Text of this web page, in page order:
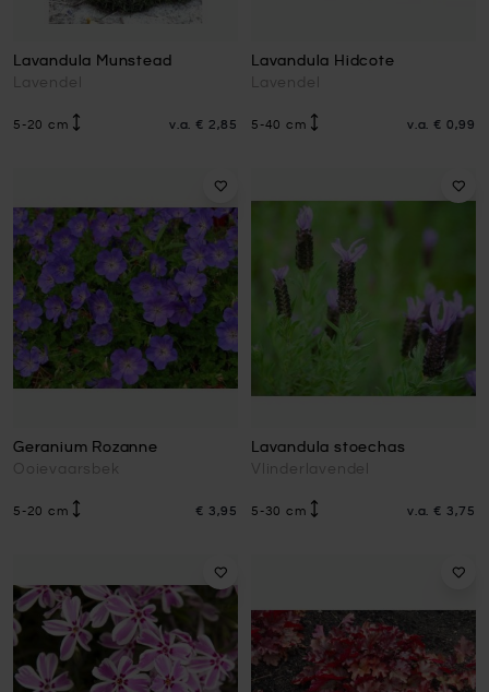
Lavandula Munstead
Lavendel
5-20 cm v.a. € 2,85
Lavandula Hidcote
Lavendel
5-40 cm v.a. € 0,99
Geranium Rozanne
Ooievaarsbek
5-20 cm € 3,95
Lavandula stoechas
Vlinderlavendel
5-30 cm v.a. € 3,75